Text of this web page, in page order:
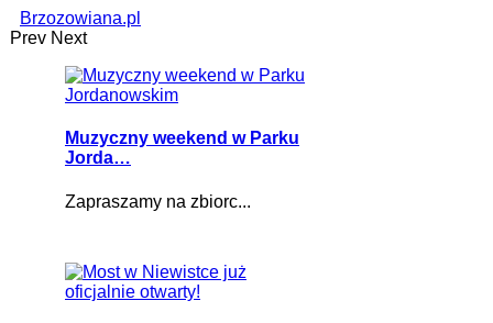
Brzozowiana.pl
Muzyczny weekend w Parku
Jorda…
Zapraszamy na zbiorc...
Prev Next